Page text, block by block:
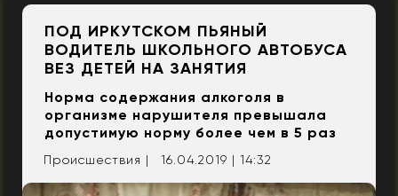
ПОД ИРКУТСКОМ ПЬЯНЫЙ
ВОДИТЕЛЬ ШКОЛЬНОГО АВТОБУСА
ВЕЗ ДЕТЕЙ НА ЗАНЯТИЯ
Норма содержания алкоголя в
организме нарушителя превышала
допустимую норму более чем в 5 раз
Происшествия | 16.04.2019 | 14:32